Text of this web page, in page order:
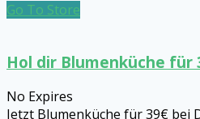
Go To Store
Hol dir Blumenküche für
No Expires
Jetzt Blumenküche für 39€ bei